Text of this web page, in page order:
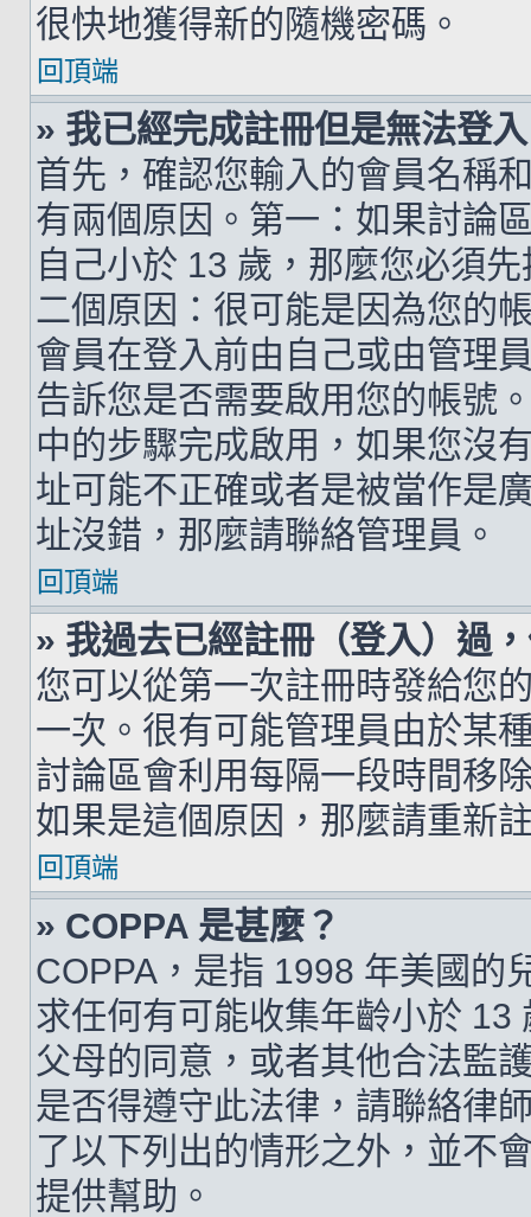
很快地獲得新的隨機密碼。
回頂端
» 我已經完成註冊但是無法登
首先，確認您輸入的會員名稱
有兩個原因。第一：如果討論
自己小於 13 歲，那麼您必須
二個原因：很可能是因為您的
會員在登入前由自己或由管理
告訴您是否需要啟用您的帳號
中的步驟完成啟用，如果您沒
址可能不正確或者是被當作是
址沒錯，那麼請聯絡管理員。
回頂端
» 我過去已經註冊（登入）過
您可以從第一次註冊時發給您
一次。很有可能管理員由於某
討論區會利用每隔一段時間移
如果是這個原因，那麼請重新
回頂端
» COPPA 是甚麼？
COPPA，是指 1998 年美國的
求任何有可能收集年齡小於 13
父母的同意，或者其他合法監
是否得遵守此法律，請聯絡律
了以下列出的情形之外，並不
提供幫助。